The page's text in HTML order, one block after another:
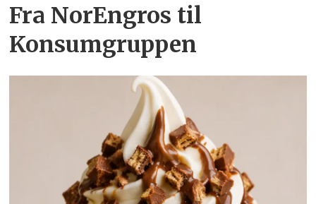
Fra NorEngros til
Konsumgruppen